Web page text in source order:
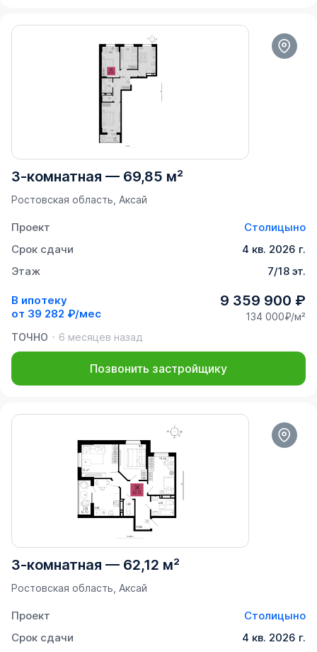
3-комнатная — 69,85 м²
Ростовская область, Аксай
Проект
Столицыно
Срок сдачи
4 кв. 2026 г.
Этаж
7/18 эт.
В ипотеку
от 39 282 ₽/мес
9 359 900 ₽
134 000₽/м²
ТОЧНО
6 месяцев назад
Позвонить застройщику
3-комнатная — 62,12 м²
Ростовская область, Аксай
Проект
Столицыно
Срок сдачи
4 кв. 2026 г.